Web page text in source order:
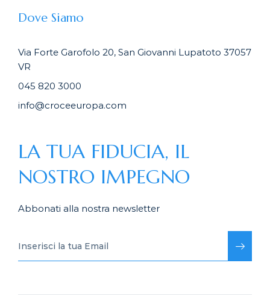
Dove Siamo
Via Forte Garofolo 20, San Giovanni Lupatoto 37057
VR
045 820 3000
info@croceeuropa.com
LA TUA FIDUCIA, IL
NOSTRO IMPEGNO
Abbonati alla nostra newsletter